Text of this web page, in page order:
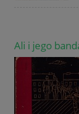
Ali i jego